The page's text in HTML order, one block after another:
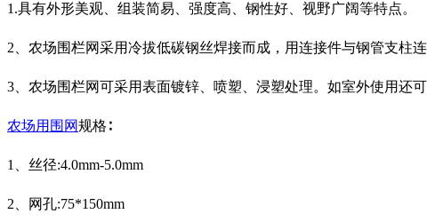
1.具有外形美观、组装简易、强度高、钢性好、视野广阔等特点。
2、农场围栏网采用冷拔低碳钢丝焊接而成，用连接件与钢管支柱连
3、农场围栏网可采用表面镀锌、喷塑、浸塑处理。如室外使用还
农场用围网规格∶
1、丝径:4.0mm-5.0mm
2、网孔:75*150mm